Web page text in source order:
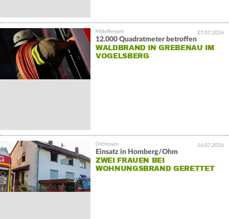
27.07.2026
12.000 Quadratmeter betroffen
WALDBRAND IN GREBENAU IM
VOGELSBERG
16.07.2026
Einsatz in Homberg/Ohm
ZWEI FRAUEN BEI
WOHNUNGSBRAND GERETTET